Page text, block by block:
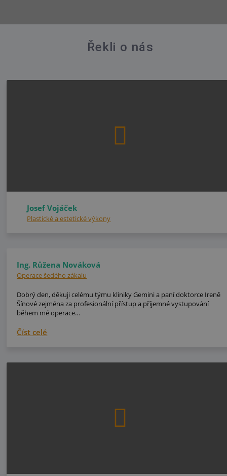
Řekli o nás
Josef Vojáček
Plastické a estetické výkony
Ing. Růžena Nováková
Operace šedého zákalu
Dobrý den, děkuji celému týmu kliniky Gemini a paní doktorce Ireně
Šínové zejména za profesionální přístup a příjemné vystupování
během mé operace…
Číst celé